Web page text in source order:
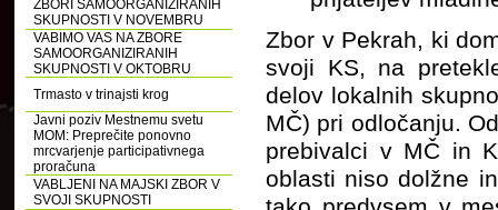
ZBORI SAMOORGANIZIRANIH
SKUPNOSTI V NOVEMBRU
VABIMO VAS NA ZBORE
SAMOORGANIZIRANIH
SKUPNOSTI V OKTOBRU
Trmasto v trinajsti krog
Javni poziv Mestnemu svetu
MOM: Preprečite ponovno
mrcvarjenje participativnega
proračuna
VABLJENI NA MAJSKI ZBOR V
SVOJI SKUPNOSTI
Zbor v Pekrah, ki
svoji KS, na
delov lokalnih
MČ) pri odločanju.
prebivalci v MČ in
oblasti niso dolžne